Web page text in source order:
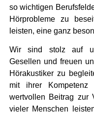
so wichtigen
Hörprobleme zu
leisten, eine ganz
Wir sind stolz auf
Gesellen und freuen
Hörakustiker zu
mit ihrer Kompetenz
wertvollen Beitrag zur
vieler Menschen